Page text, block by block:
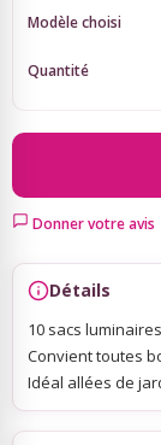
Sky
Rubans
Modèle choisi
Quantité
Donner votre avis
Détails
10 sacs
Convient toutes
Idéal allées de